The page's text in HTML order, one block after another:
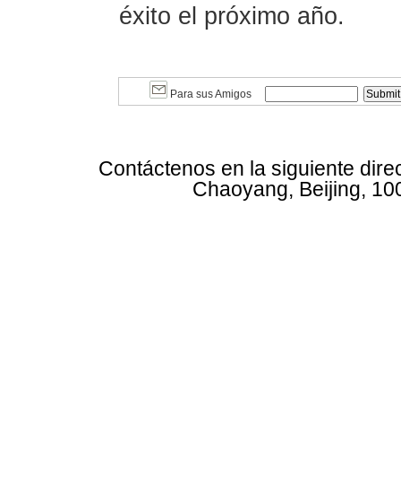
éxito el próximo año.
Para sus Amigos
Contáctenos en la siguiente
Chaoyang, Beijing,